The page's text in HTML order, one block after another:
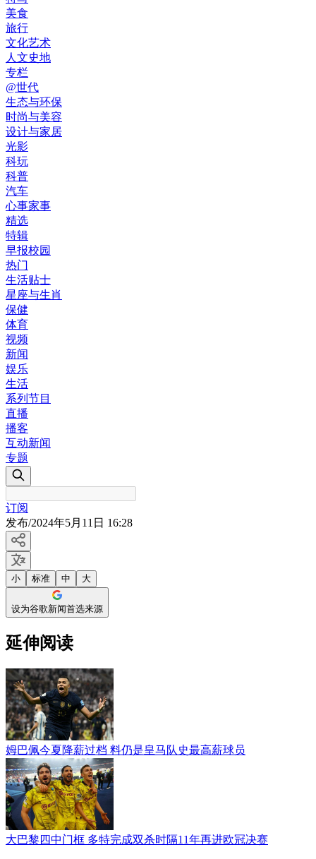
美食
旅行
文化艺术
人文史地
专栏
@世代
生态与环保
时尚与美容
设计与家居
光影
科玩
科普
汽车
心事家事
精选
特辑
早报校园
热门
生活贴士
星座与生肖
保健
体育
视频
新闻
娱乐
生活
系列节目
直播
播客
互动新闻
专题
订阅
发布/2024年5月11日 16:28
小 标准 中 大
设为谷歌新闻首选来源
延伸阅读
姆巴佩今夏降薪过档 料仍是皇马队史最高薪球员
大巴黎四中门框 多特完成双杀时隔11年再进欧冠决赛